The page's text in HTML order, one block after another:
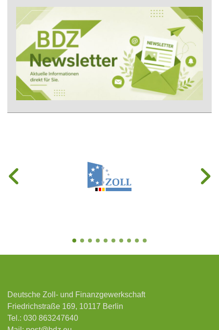
Deutsche Zoll- und Finanzgewerkschaft
Friedrichstraße 169, 10117 Berlin
Tel.: 030 863247640